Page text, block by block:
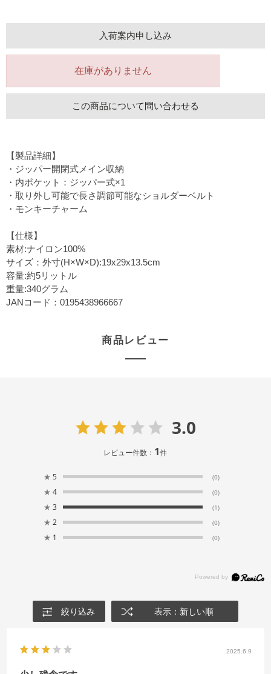
入荷案内申し込み
在庫がありません
この商品について問い合わせる
【製品詳細】
・ジッパー開閉式メイン収納
・内ポケット：ジッパー式×1
・取り外し可能で長さ調節可能なショルダーベルト
・モンキーチャーム
【仕様】
素材:ナイロン100%
サイズ：外寸(H×W×D):19x29x13.5cm
容量:約5リットル
重量:340グラム
JANコード：0195438966667
商品レビュー
3.0
レビュー件数： 1件
★ 5 (0)
★ 4 (0)
★ 3 (1)
★ 2 (0)
★ 1 (0)
絞り込み 表示：新しい順
2025.6.9